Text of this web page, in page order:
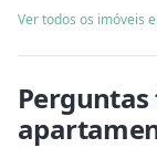
Ver todos os imóveis